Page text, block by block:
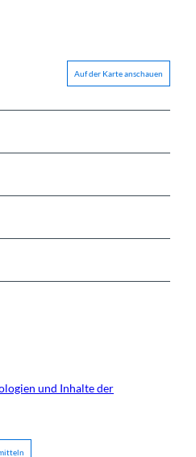
Auf der Karte anschauen
und Inhalte der